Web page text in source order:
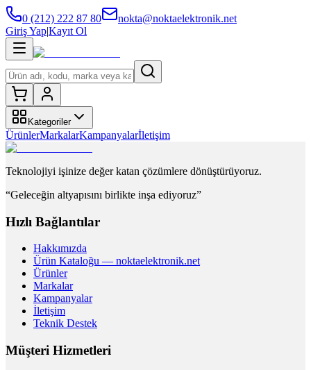
0 (212) 222 87 80
nokta@noktaelektronik.net
Giriş Yap|Kayıt Ol
Kategoriler
ÜrünlerMarkalarKampanyalarİletişim
Teknolojiyi işinize değer katan çözümlere dönüştürüyoruz.
“Geleceğin altyapısını birlikte inşa ediyoruz”
Hızlı Bağlantılar
Hakkımızda
Ürün Kataloğu — noktaelektronik.net
Ürünler
Markalar
Kampanyalar
İletişim
Teknik Destek
Müşteri Hizmetleri